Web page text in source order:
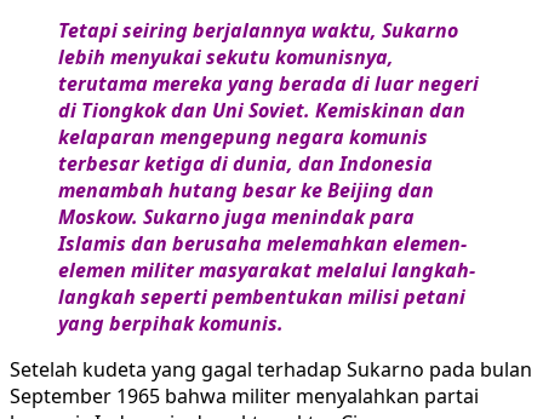
Tetapi seiring berjalannya waktu, Sukarno
lebih menyukai sekutu komunisnya,
terutama mereka yang berada di luar negeri
di Tiongkok dan Uni Soviet. Kemiskinan dan
kelaparan mengepung negara komunis
terbesar ketiga di dunia, dan Indonesia
menambah hutang besar ke Beijing dan
Moskow. Sukarno juga menindak para
Islamis dan berusaha melemahkan elemen-
elemen militer masyarakat melalui langkah-
langkah seperti pembentukan milisi petani
yang berpihak komunis.
Setelah kudeta yang gagal terhadap Sukarno pada bulan
September 1965 bahwa militer menyalahkan partai